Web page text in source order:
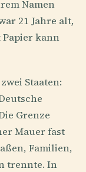
Namen
21 Jahre alt,
kann
Staaten:
Grenze
Mauer fast
Familien,
trennte. In